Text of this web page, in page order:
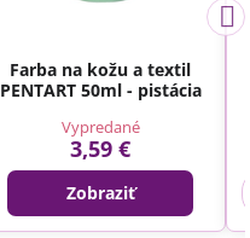
Farba na kožu a textil
PENTART 50ml - pistácia
Vypredané
3,59 €
Zobraziť